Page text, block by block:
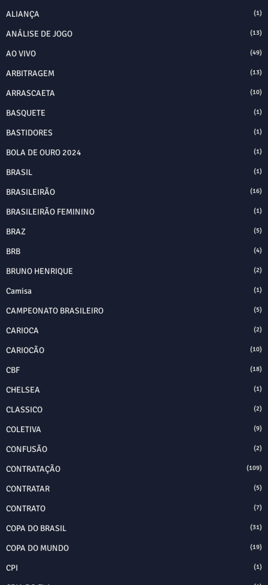
ALIANÇA (1)
ANÁLISE DE JOGO (13)
AO VIVO (49)
ARBITRAGEM (13)
ARRASCAETA (10)
BASQUETE (1)
BASTIDORES (1)
BOLA DE OURO 2024 (1)
BRASIL (1)
BRASILEIRÃO (16)
BRASILEIRÃO FEMININO (1)
BRAZ (5)
BRB (4)
BRUNO HENRIQUE (2)
Camisa (1)
CAMPEONATO BRASILEIRO (5)
CARIOCA (2)
CARIOCÃO (10)
CBF (18)
CHELSEA (1)
CLASSICO (2)
COLETIVA (9)
CONFUSÃO (2)
CONTRATAÇÃO (109)
CONTRATAR (5)
CONTRATO (7)
COPA DO BRASIL (31)
COPA DO MUNDO (19)
CPI (1)